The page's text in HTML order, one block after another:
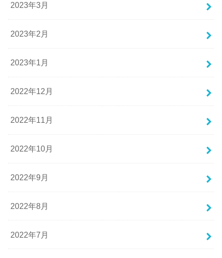
2023年3月
2023年2月
2023年1月
2022年12月
2022年11月
2022年10月
2022年9月
2022年8月
2022年7月